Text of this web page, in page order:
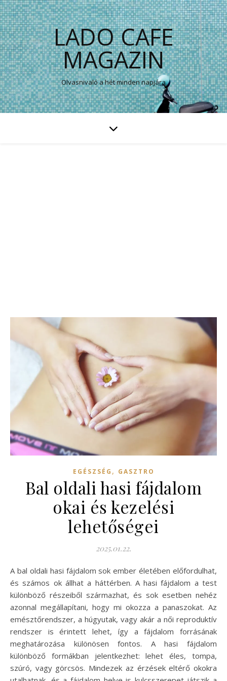
LADO CAFE
MAGAZIN
Olvasnivaló a hét minden napjára
EGÉSZSÉG , GASZTRO
Bal oldali hasi fájdalom
okai és kezelési
lehetőségei
2025.01.22.
A bal oldali hasi fájdalom sok ember életében előfordulhat,
és számos ok állhat a háttérben. A hasi fájdalom a test
különböző részeiből származhat, és sok esetben nehéz
azonnal megállapítani, hogy mi okozza a panaszokat. Az
emésztőrendszer, a húgyutak, vagy akár a női reproduktív
rendszer is érintett lehet, így a fájdalom forrásának
meghatározása különösen fontos. A hasi fájdalom
különböző formákban jelentkezhet: lehet éles, tompa,
szúró, vagy görcsös. Mindezek az érzések eltérő okokra